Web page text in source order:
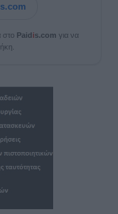
στο Paidis.com για να